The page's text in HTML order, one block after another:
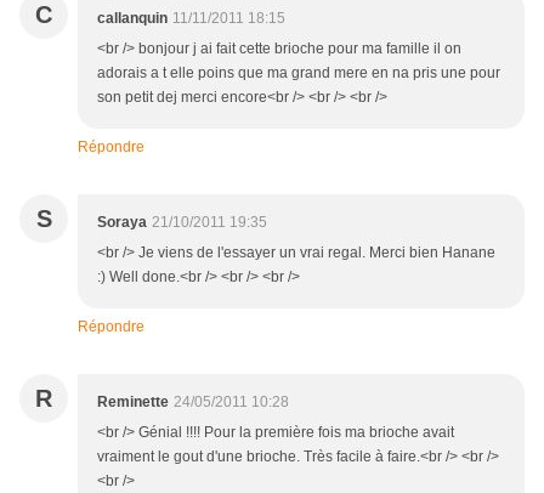
C callanquin 11/11/2011 18:15
<br /> bonjour j ai fait cette brioche pour ma famille il on
adorais a t elle poins que ma grand mere en na pris une pour
son petit dej merci encore<br /> <br /> <br />
Répondre
S Soraya 21/10/2011 19:35
<br /> Je viens de l'essayer un vrai regal. Merci bien Hanane
:) Well done.<br /> <br /> <br />
Répondre
R Reminette 24/05/2011 10:28
<br /> Génial !!!! Pour la première fois ma brioche avait
vraiment le gout d'une brioche. Très facile à faire.<br /> <br />
<br />